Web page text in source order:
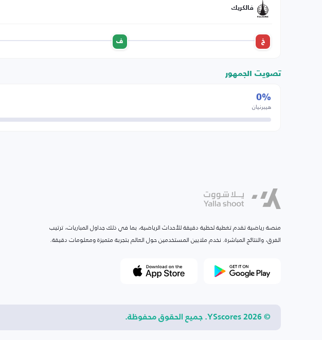
فالكريك
خ ف
تصويت الجمهور
0%
هيبرنيان
منصة رياضية تقدم تغطية لحظية دقيقة للأحداث الرياضية، بما في ذلك جداول المباريات، ترتيب
الفرق، والنتائج المباشرة. نخدم ملايين المستخدمين حول العالم بتجربة متميزة ومعلومات دقيقة.
© 2026 YSscores. جميع الحقوق محفوظة.